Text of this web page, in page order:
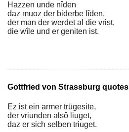
Hazzen unde nîden
daz muoz der biderbe lîden.
der man der werdet al die vrist,
die wîle und er geniten ist.
Gottfried von Strassburg quotes
Ez ist ein armer trügesite,
der vriunden alsô liuget,
daz er sich selben triuget.